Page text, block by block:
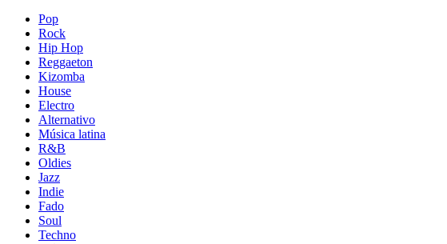
Pop
Rock
Hip Hop
Reggaeton
Kizomba
House
Electro
Alternativo
Música latina
R&B
Oldies
Jazz
Indie
Fado
Soul
Techno